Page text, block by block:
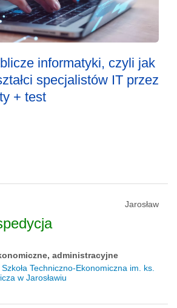
informatyki, czyli jak
specjalistów IT przez
+ test
Jarosław
administracyjne
Techniczno-Ekonomiczna im. ks.
w Jarosławiu